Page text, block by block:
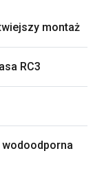
montaż
RC3
wodoodporna